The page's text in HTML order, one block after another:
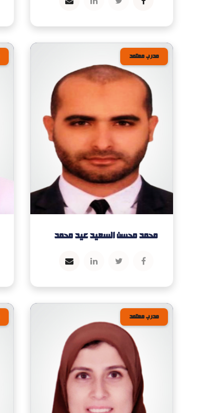
مدرب معتمد
محمد محسن السعيد عيد محمد
مدرب معتمد